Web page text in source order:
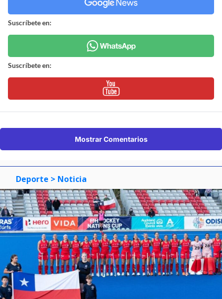
Suscríbete en:
Suscríbete en:
Mostrar Comentarios
Deporte > Noticia